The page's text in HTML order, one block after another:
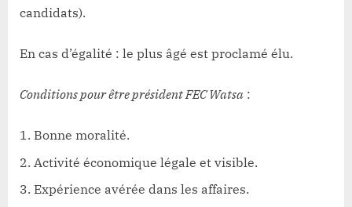
candidats).
En cas d’égalité : le plus âgé est proclamé élu.
Conditions pour être président FEC Watsa :
Bonne moralité.
Activité économique légale et visible.
Expérience avérée dans les affaires.